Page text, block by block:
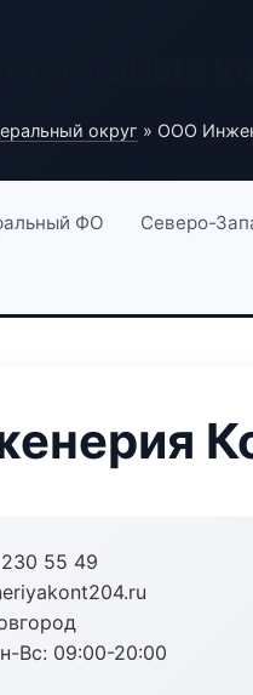
округ » ООО
ФО Северо-
55 49
Вс: 09:00-20:00